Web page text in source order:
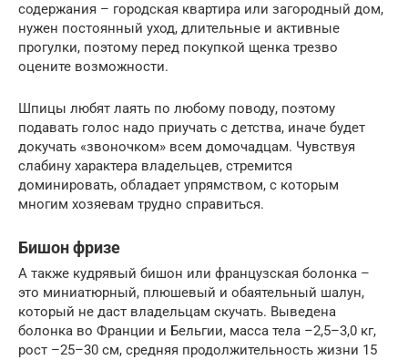
содержания – городская квартира или загородный дом,
нужен постоянный уход, длительные и активные
прогулки, поэтому перед покупкой щенка трезво
оцените возможности.
Шпицы любят лаять по любому поводу, поэтому
подавать голос надо приучать с детства, иначе будет
докучать «звоночком» всем домочадцам. Чувствуя
слабину характера владельцев, стремится
доминировать, обладает упрямством, с которым
многим хозяевам трудно справиться.
Бишон фризе
А также кудрявый бишон или французская болонка –
это миниатюрный, плюшевый и обаятельный шалун,
который не даст владельцам скучать. Выведена
болонка во Франции и Бельгии, масса тела –2,5–3,0 кг,
рост –25–30 см, средняя продолжительность жизни 15